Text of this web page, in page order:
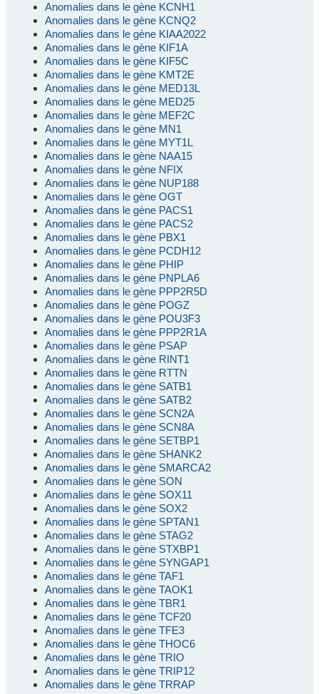
Anomalies dans le gène KCNH1
Anomalies dans le gène KCNQ2
Anomalies dans le gène KIAA2022
Anomalies dans le gène KIF1A
Anomalies dans le gène KIF5C
Anomalies dans le gène KMT2E
Anomalies dans le gène MED13L
Anomalies dans le gène MED25
Anomalies dans le gène MEF2C
Anomalies dans le gène MN1
Anomalies dans le gène MYT1L
Anomalies dans le gène NAA15
Anomalies dans le gène NFIX
Anomalies dans le gène NUP188
Anomalies dans le gène OGT
Anomalies dans le gène PACS1
Anomalies dans le gène PACS2
Anomalies dans le gène PBX1
Anomalies dans le gène PCDH12
Anomalies dans le gène PHIP
Anomalies dans le gène PNPLA6
Anomalies dans le gène PPP2R5D
Anomalies dans le gène POGZ
Anomalies dans le gène POU3F3
Anomalies dans le gène PPP2R1A
Anomalies dans le gène PSAP
Anomalies dans le gène RINT1
Anomalies dans le gène RTTN
Anomalies dans le gène SATB1
Anomalies dans le gène SATB2
Anomalies dans le gène SCN2A
Anomalies dans le gène SCN8A
Anomalies dans le gène SETBP1
Anomalies dans le gène SHANK2
Anomalies dans le gène SMARCA2
Anomalies dans le gène SON
Anomalies dans le gène SOX11
Anomalies dans le gène SOX2
Anomalies dans le gène SPTAN1
Anomalies dans le gène STAG2
Anomalies dans le gène STXBP1
Anomalies dans le gène SYNGAP1
Anomalies dans le gène TAF1
Anomalies dans le gène TAOK1
Anomalies dans le gène TBR1
Anomalies dans le gène TCF20
Anomalies dans le gène TFE3
Anomalies dans le gène THOC6
Anomalies dans le gène TRIO
Anomalies dans le gène TRIP12
Anomalies dans le gène TRRAP